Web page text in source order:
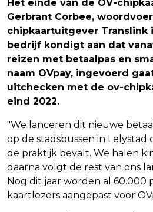
Het einde van de OV-
Gerbrant Corbee,
chipkaartuitgever Translink
bedrijf kondigt aan dat
reizen met betaalpas en
naam OVpay, ingevoerd
uitchecken met de ov-
eind 2022.
"We lanceren dit nieuwe
op de stadsbussen in Lelystad
de praktijk bevalt. We halen
daarna volgt de rest van ons
Nog dit jaar worden al 60.000
kaartlezers aangepast voor